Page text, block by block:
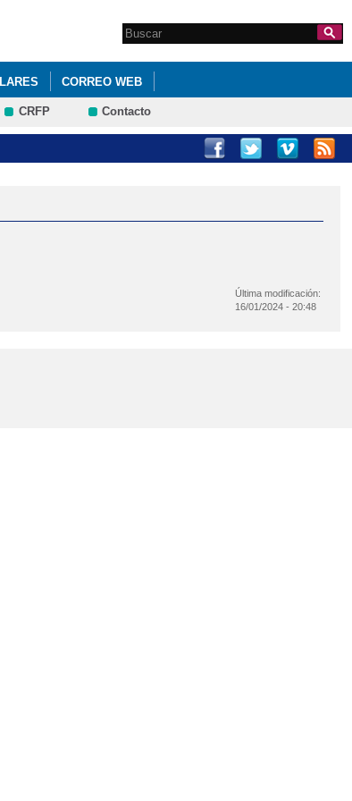
Formulario de
búsqueda
Search this site
CORREO WEB
CRFP Contacto
Última modificación:
16/01/2024 - 20:48